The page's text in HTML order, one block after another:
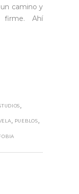
camino y
firme. Ahí
,
, PUEBLOS,